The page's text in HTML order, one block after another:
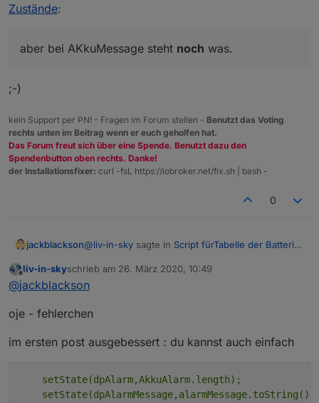
Nur das hier ist interessant:
Zustände:
aber bei AKkuMessage steht noch was.
;-)
kein Support per PN! - Fragen im Forum stellen - Benutzt das Voting
rechts unten im Beitrag wenn er euch geholfen hat.
Das Forum freut sich über eine Spende. Benutzt dazu den
Spendenbutton oben rechts. Danke!
der Installationsfixer: curl -fsL https://iobroker.net/fix.sh | bash -
0
jackblackson@liv-in-sky sagte in Script fürTabelle der Batterie
gut aus!
Nur das hier ist interessant:
AkkuMessage steht noch was.
Offline
liv-in-skyschrieb am 26. März 2020, 10:49
zuletzt editiert von
@jackblackson
oje - fehlerchen
im ersten post ausgebessert : du kannst auch einfach
    setState(dpAlarm,AkkuAlarm.length);